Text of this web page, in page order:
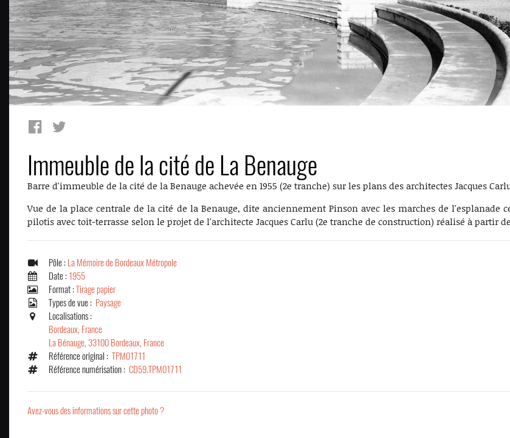
Immeuble de la cité de La Benauge
Barre d'immeuble de la cité de la Benauge achevée en 1955 (2e tranche) sur les plans des architectes Jacques
Vue de la place centrale de la cité de la Benauge, dite anciennement Pinson avec les marches de l'esplanade
pilotis avec toit-terrasse selon le projet de l'architecte Jacques Carlu (2e tranche de construction) réalisé à partir de
Pôle : La Mémoire de Bordeaux Métropole
Date : 1955
Format :Tirage papier
Types de vue : Paysage
Localisations :
Bordeaux, France
La Bénauge, 33100 Bordeaux, France
Référence original : TPM01711
Référence numérisation : CD59.TPM01711
Avez-vous des informations sur cette photo ?